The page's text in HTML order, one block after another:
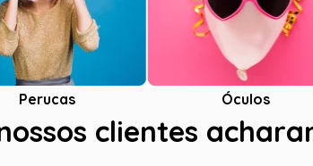
Perucas Óculos
clientes